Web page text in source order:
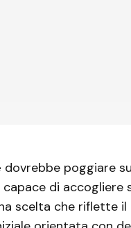
dovrebbe poggiare
di accogliere
scelta che riflette il